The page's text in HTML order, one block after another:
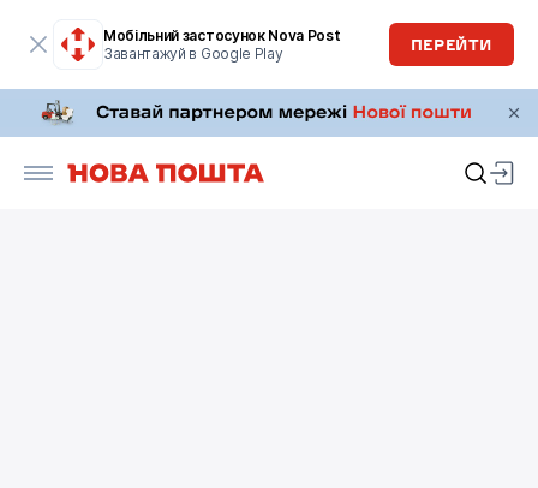
Мобільний застосунок Nova Post
Завантажуй в Google Play
ПЕРЕЙТИ